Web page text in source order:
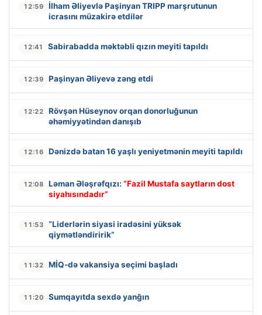
12:59
İlham Əliyevlə Paşinyan TRIPP marşrutunun
icrasını müzakirə etdilər
12:41 Sabirabadda məktəbli qızın meyiti tapıldı
12:39 Paşinyan Əliyevə zəng etdi
12:22
Rövşən Hüseynov orqan donorluğunun
əhəmiyyətindən danışıb
12:16 Dənizdə batan 16 yaşlı yeniyetmənin meyiti tapıldı
12:08 Ləman Ələşrəfqızı: “Fazil Mustafa saytların dost
siyahısındadır”
11:53
“Liderlərin siyasi iradəsini yüksək
qiymətləndiririk”
11:32 MİQ-də vakansiya seçimi başladı
11:20 Sumqayıtda sexdə yanğın